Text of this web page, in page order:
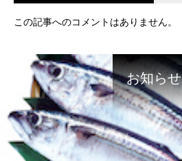
この記事へのコメントはありません。
お知らせ